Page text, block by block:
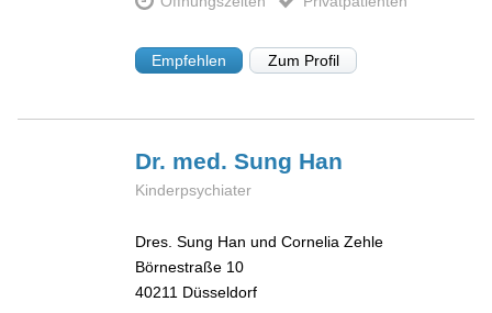
Empfehlen Zum Profil
Dr. med. Sung Han
Kinderpsychiater
Dres. Sung Han und Cornelia Zehle
Börnestraße 10
40211 Düsseldorf